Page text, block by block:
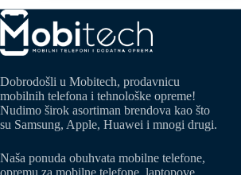
Dobrodošli u Mobitech, prodavnicu
mobilnih telefona i tehnološke opreme!
Nudimo širok asortiman brendova kao što
su Samsung, Apple, Huawei i mnogi drugi.
Naša ponuda obuhvata mobilne telefone,